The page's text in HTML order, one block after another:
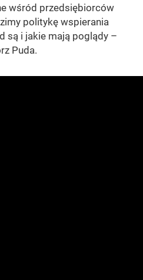
wśród przedsiębiorców
politykę wspierania
są i jakie mają poglądy –
Puda.